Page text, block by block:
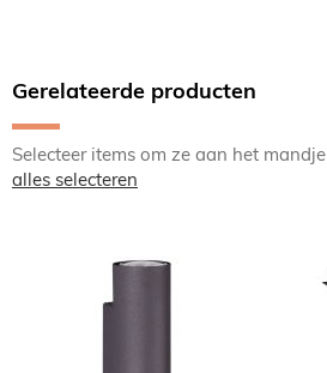
Gerelateerde producten
Selecteer items om ze aan het
alles selecteren